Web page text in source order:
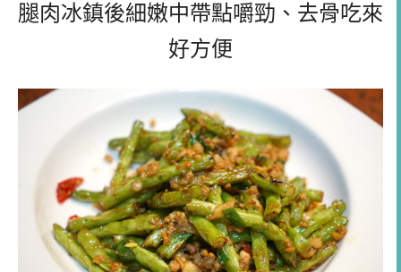
腿肉冰鎮後細嫩中帶點嚼勁、去骨吃來
好方便